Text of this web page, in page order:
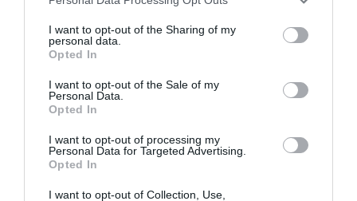
not limited to your visit or usage behaviour. You may click to
grant or deny consent to Google and its third-party tags to
use your data for below specified purposes in below Google
consent section.
I want to opt-out of the Sharing of my
personal data.
Opted In
I want to opt-out of the Sale of my
Personal Data.
Opted In
I want to opt-out of processing my
Personal Data for Targeted Advertising.
Opted In
I want to opt-out of Collection, Use,
ÇA PEUT AUSSI VOUS INTÉRESSER